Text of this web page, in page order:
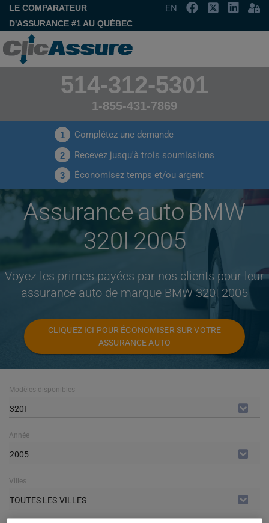
LE COMPARATEUR
D'ASSURANCE #1 AU QUÉBEC
EN
514-312-5301
1-855-431-7869
1 Complétez une demande
2 Recevez jusqu'à trois soumissions
3 Économisez temps et/ou argent
Assurance auto BMW
320I 2005
Voyez les primes payées par nos clients pour leur
assurance auto de marque BMW 320I 2005
CLIQUEZ ICI POUR ÉCONOMISER SUR VOTRE
ASSURANCE AUTO
Modèles disponibles
320I
Année
2005
Villes
TOUTES LES VILLES